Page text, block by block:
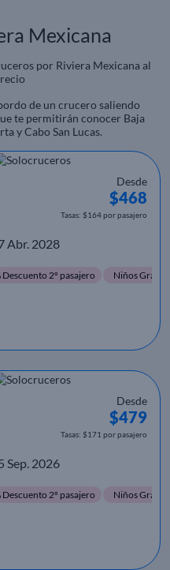
Mexicana
por Riviera Mexicana al
de un crucero saliendo
te permitirán conocer Baja
y Cabo San Lucas.
Desde
$468
Tasas: $164 por pasajero
Abr. 2028
Descuento 2º pasajero Niños Gratis
Desde
$479
Tasas: $171 por pasajero
Sep. 2026
Descuento 2º pasajero Niños Gratis